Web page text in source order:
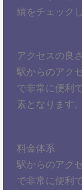
績をチェック
アクセスの良さ
駅からのアク
で非常に便利
素となります。
料金体系
駅からのアク
で非常に便利